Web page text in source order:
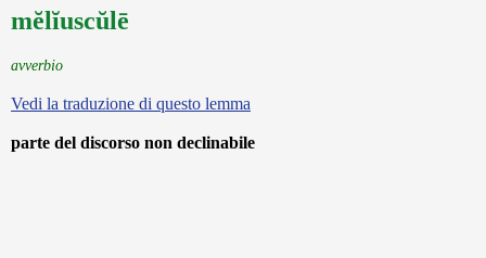
mĕlĭuscŭlē
avverbio
Vedi la traduzione di questo lemma
parte del discorso non declinabile